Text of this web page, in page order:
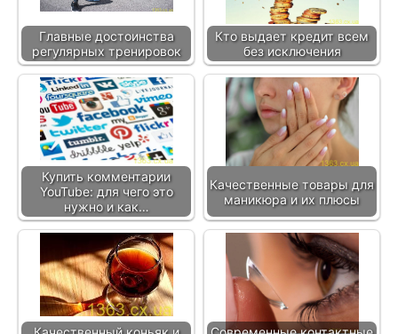
Главные достоинства
регулярных тренировок
Кто выдает кредит всем
без исключения
Купить комментарии
YouTube: для чего это
нужно и как…
Качественные товары для
маникюра и их плюсы